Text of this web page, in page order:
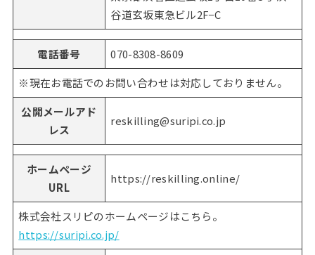
谷道玄坂東急ビル2F−C
電話番号
070-8308-8609
※現在お電話でのお問い合わせは対応しておりません。
公開メールアド
レス
reskilling@suripi.co.jp
ホームページ
URL
https://reskilling.online/
株式会社スリピのホームページはこちら。
https://suripi.co.jp/